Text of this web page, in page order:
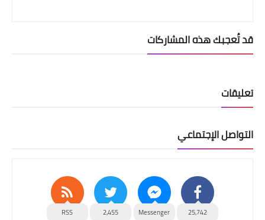
قد تُعجبك هذه المشاركات
تعليقات
التواصل الإجتماعي
25,742
Messenger
2,455
RSS